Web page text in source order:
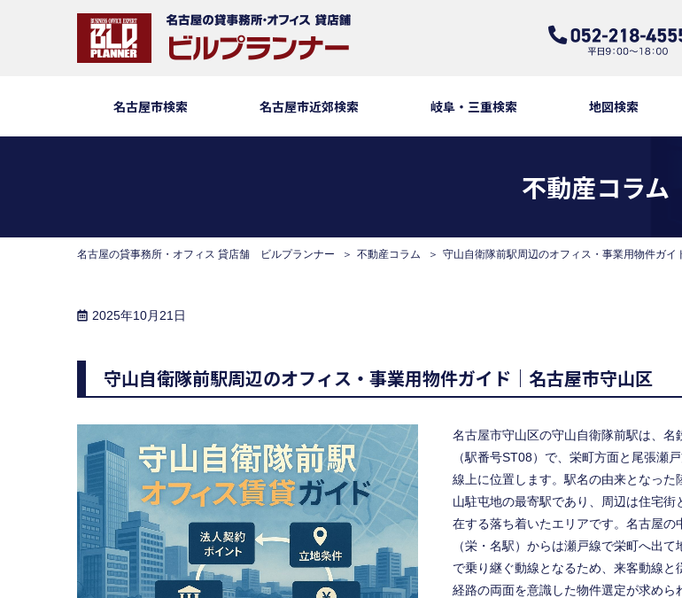
名古屋市検索 名古屋市近郊検索 岐阜・三重検索 地図検索
不動産コラム
名古屋の貸事務所・オフィス 貸店舗 ビルプランナー 不動産コラム 守山自衛隊前駅周辺のオフィス・事業用物件ガイ
2025年10月21日
守山自衛隊前駅周辺のオフィス・事業用物件ガイド｜名古屋市守山区
名古屋市守山区の守山自衛隊前駅は、名
（駅番号ST08）で、栄町方面と尾張瀬
線上に位置します。駅名の由来となった
山駐屯地の最寄駅であり、周辺は住宅街
在する落ち着いたエリアです。名古屋の
（栄・名駅）からは瀬戸線で栄町へ出て
で乗り継ぐ動線となるため、来客動線と
経路の両面を意識した物件選定が求めら